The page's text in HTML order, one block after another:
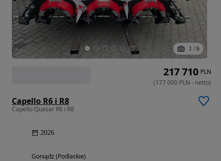
1 / 6
Capello R6 i R8
Capello Quasar R6 i R8
2026
Goniądz (Podlaskie)
217 710 PLN
(177 000 PLN - netto)